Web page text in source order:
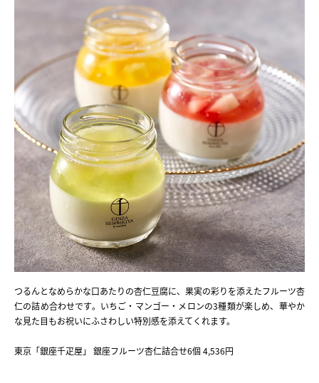
つるんとなめらかな口あたりの杏仁豆腐に、果実の彩りを添えたフルーツ杏
仁の詰め合わせです。いちご・マンゴー・メロンの3種類が楽しめ、華やか
な見た目もお祝いにふさわしい特別感を添えてくれます。
東京「銀座千疋屋」 銀座フルーツ杏仁詰合せ6個 4,536円